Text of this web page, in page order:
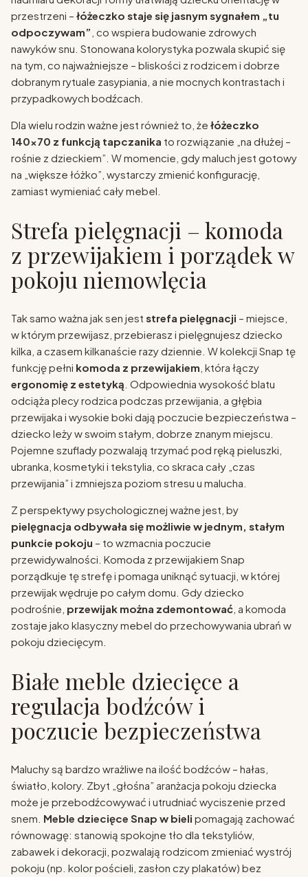
przestrzeni – łóżeczko staje się jasnym sygnałem „tu
odpoczywam” , co wspiera budowanie zdrowych
nawyków snu. Stonowana kolorystyka pozwala skupić się
na tym, co najważniejsze – bliskości z rodzicem i dobrze
dobranym rytuale zasypiania, a nie mocnych kontrastach i
przypadkowych bodźcach.
Dla wielu rodzin ważne jest również to, że łóżeczko
140x70 z funkcją tapczanika to rozwiązanie „na dłużej –
rośnie z dzieckiem”. W momencie, gdy maluch jest gotowy
na „większe łóżko”, wystarczy zmienić konfigurację,
zamiast wymieniać cały mebel.
Strefa pielęgnacji – komoda
z przewijakiem i porządek w
pokoju niemowlęcia
Tak samo ważna jak sen jest strefa pielęgnacji – miejsce,
w którym przewijasz, przebierasz i pielęgnujesz dziecko
kilka, a czasem kilkanaście razy dziennie. W kolekcji Snap tę
funkcję pełni komoda z przewijakiem , która łączy
ergonomię z estetyką . Odpowiednia wysokość blatu
odciąża plecy rodzica podczas przewijania, a głębia
przewijaka i wysokie boki dają poczucie bezpieczeństwa –
dziecko leży w swoim stałym, dobrze znanym miejscu.
Pojemne szuflady pozwalają trzymać pod ręką pieluszki,
ubranka, kosmetyki i tekstylia, co skraca cały „czas
przewijania” i zmniejsza poziom stresu u malucha.
Z perspektywy psychologicznej ważne jest, by
pielęgnacja odbywała się możliwie w jednym, stałym
punkcie pokoju – to wzmacnia poczucie
przewidywalności. Komoda z przewijakiem Snap
porządkuje tę strefę i pomaga uniknąć sytuacji, w której
przewijak wędruje po całym domu. Gdy dziecko
podrośnie, przewijak można zdemontować , a komoda
zostaje jako klasyczny mebel do przechowywania ubrań w
pokoju dziecięcym.
Białe meble dziecięce a
regulacja bodźców i
poczucie bezpieczeństwa
Maluchy są bardzo wrażliwe na ilość bodźców – hałas,
światło, kolory. Zbyt „głośna” aranżacja pokoju dziecka
może je przebodźcowywać i utrudniać wyciszenie przed
snem. Meble dziecięce Snap w bieli pomagają zachować
równowagę: stanowią spokojne tło dla tekstyliów,
zabawek i dekoracji, pozwalają rodzicom zmieniać wystrój
pokoju (np. kolor pościeli, zasłon czy plakatów) bez